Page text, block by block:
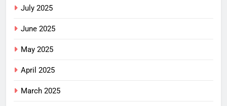
July 2025
June 2025
May 2025
April 2025
March 2025